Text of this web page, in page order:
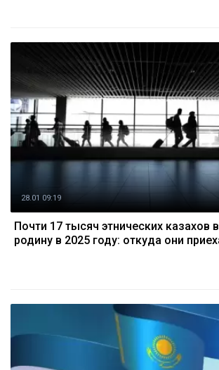
28.01 09:19
Почти 17 тысяч этнических казахов
родину в 2025 году: откуда они